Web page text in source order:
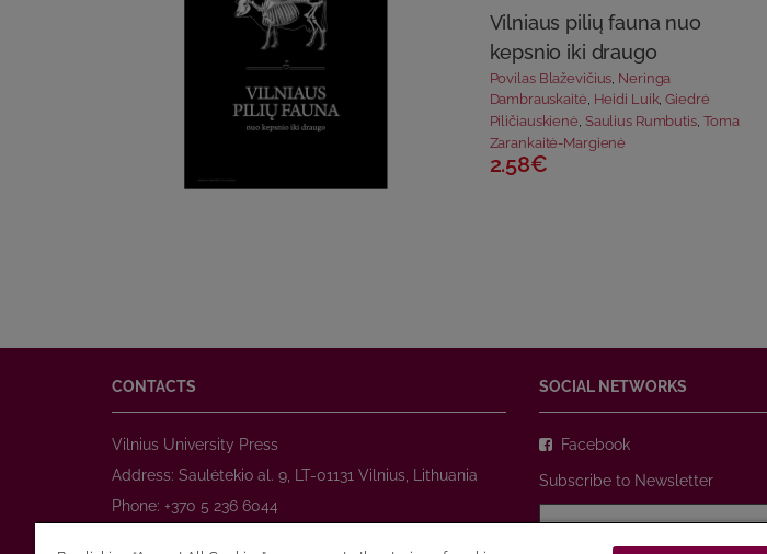
Vilniaus pilių fauna nuo
kepsnio iki draugo
Povilas Blaževičius Neringa
Dambrauskaitė, Heidi Luik,Giedrė
Piličiauskienė Saulius Rumbutis, Toma
Zarankaitė-Margienė
2.58€
CONTACTS
Vilnius University Press
Address: Saulėtekio al. 9, LT-01131 Vilnius, Lithuania
Phone: +370 5 236 6044
SOCIAL NETWORKS
Facebook
Subscribe to Newsletter